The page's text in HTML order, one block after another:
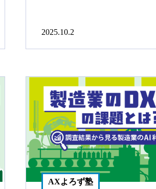
2025.10.2
AXよろず塾